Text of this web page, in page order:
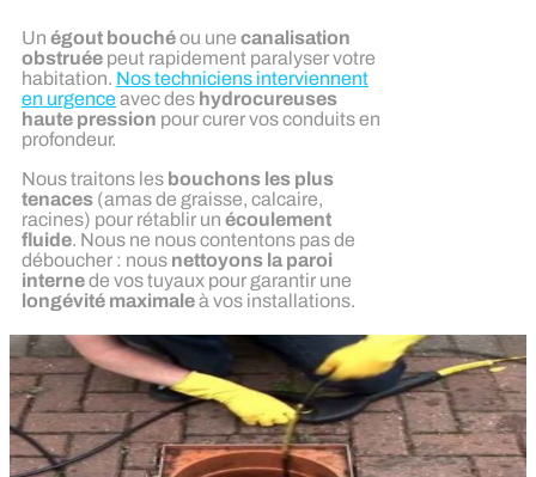
Un égout bouchéou une canalisation
obstruée peut rapidement paralyser votre
habitation. Nos techniciens interviennent
en urgenceavec des hydrocureuses
haute pression pour curer vos conduits en
profondeur.
Nous traitons les bouchons les plus
tenaces (amas de graisse, calcaire,
racines) pour rétablir un écoulement
fluide. Nous ne nous contentons pas de
déboucher : nous nettoyons la paroi
internede vos tuyaux pour garantir une
longévité maximaleà vos installations.